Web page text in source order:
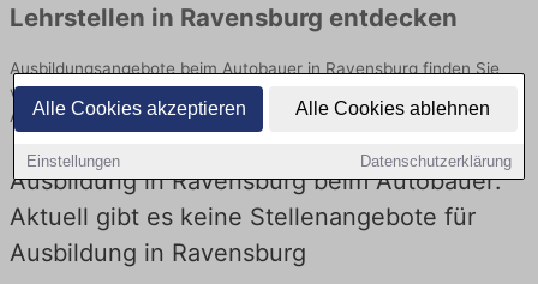
Alle Cookies akzeptieren Alle Cookies ablehnen
Einstellungen Datenschutzerklärung
Lehrstellen in Ravensburg entdecken
Ausbildungsangebote beim Autobauer in Ravensburg finden Sie
von namhaften Firmen. Entdecken Sie freie Optionen von Top-
Arbeitgebern und bewerben Sie sich noch heute.
Ausbildung in Ravensburg beim Autobauer:
Aktuell gibt es keine Stellenangebote für
Ausbildung in Ravensburg